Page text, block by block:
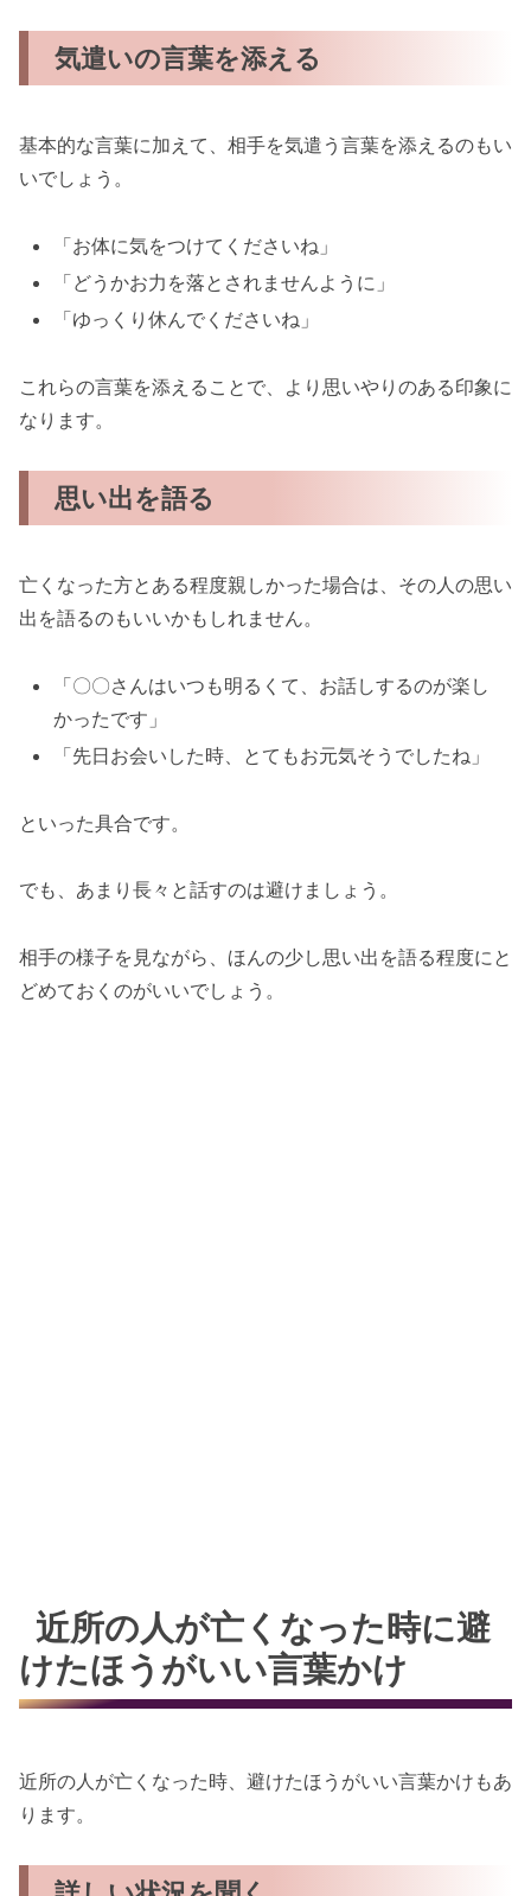
気遣いの言葉を添える
基本的な言葉に加えて、相手を気遣う言葉を添えるのもい
いでしょう。
「お体に気をつけてくださいね」
「どうかお力を落とされませんように」
「ゆっくり休んでくださいね」
これらの言葉を添えることで、より思いやりのある印象に
なります。
思い出を語る
亡くなった方とある程度親しかった場合は、その人の思い
出を語るのもいいかもしれません。
「〇〇さんはいつも明るくて、お話しするのが楽し
かったです」
「先日お会いした時、とてもお元気そうでしたね」
といった具合です。
でも、あまり長々と話すのは避けましょう。
相手の様子を見ながら、ほんの少し思い出を語る程度にと
どめておくのがいいでしょう。
近所の人が亡くなった時に避
けたほうがいい言葉かけ
近所の人が亡くなった時、避けたほうがいい言葉かけもあ
ります。